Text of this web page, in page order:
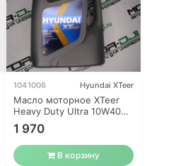
1041006 Hyundai XTeer
Масло моторное XTeer
Heavy Duty Ultra 10W40
4L синтетика
1 970
В корзину